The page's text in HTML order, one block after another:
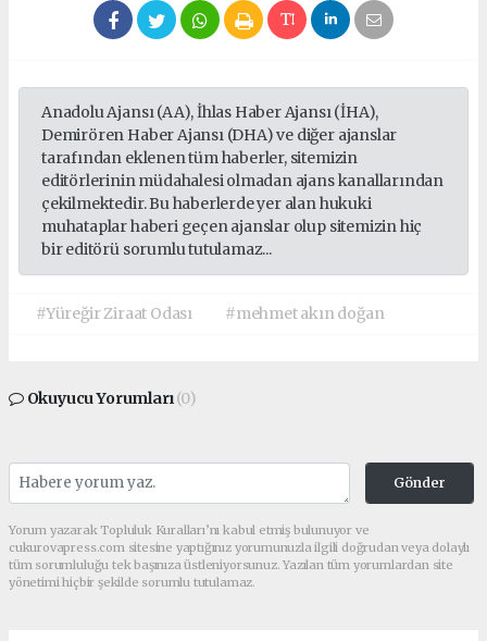
Anadolu Ajansı (AA), İhlas Haber Ajansı (İHA),
Demirören Haber Ajansı (DHA) ve diğer ajanslar
tarafından eklenen tüm haberler, sitemizin
editörlerinin müdahalesi olmadan ajans kanallarından
çekilmektedir. Bu haberlerde yer alan hukuki
muhataplar haberi geçen ajanslar olup sitemizin hiç
bir editörü sorumlu tutulamaz...
#Yüreğir Ziraat Odası #mehmet akın doğan
Okuyucu Yorumları(0)
Gönder
Yorum yazarak Topluluk Kuralları’nı kabul etmiş bulunuyor ve
cukurovapress.com sitesine yaptığınız yorumunuzla ilgili doğrudan veya dolaylı
tüm sorumluluğu tek başınıza üstleniyorsunuz. Yazılan tüm yorumlardan site
yönetimi hiçbir şekilde sorumlu tutulamaz.